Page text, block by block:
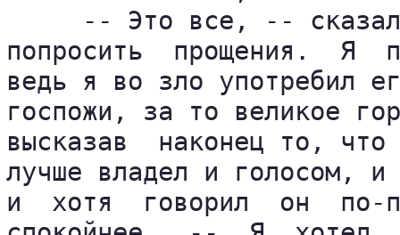
-- Это все, --
попросить  прощения.  Я
ведь я во зло употребил
госпожи, за то великое
высказав  наконец то,
лучше владел и голосом,
и  хотя  говорил  он  по-